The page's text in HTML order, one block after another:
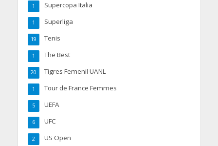
Supercopa Italia
1
Superliga
1
Tenis
19
The Best
1
Tigres Femenil UANL
20
Tour de France Femmes
1
UEFA
5
UFC
6
US Open
2